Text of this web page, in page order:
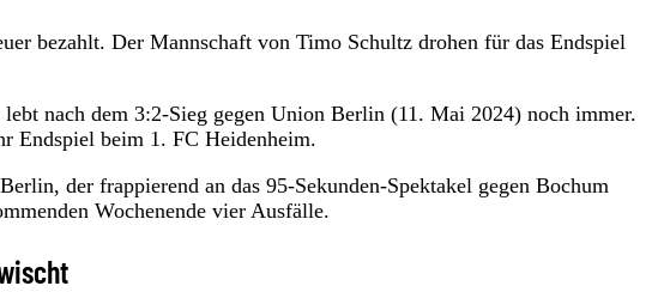
bezahlt. Der Mannschaft von Timo Schultz drohen für das Endspiel
nach dem 3:2-Sieg gegen Union Berlin (11. Mai 2024) noch immer.
Endspiel beim 1. FC Heidenheim.
der frappierend an das 95-Sekunden-Spektakel gegen Bochum
Wochenende vier Ausfälle.